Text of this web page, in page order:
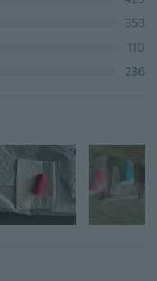
353
110
236